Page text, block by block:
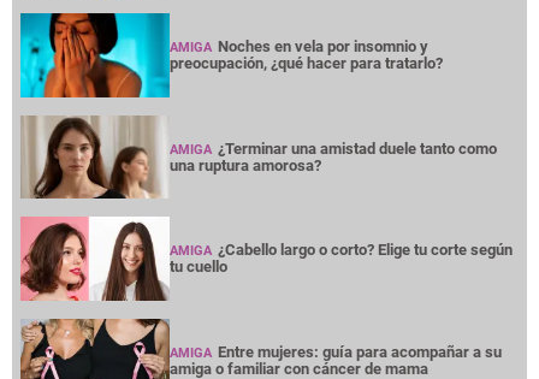
AMIGA Noches en vela por insomnio y
preocupación, ¿qué hacer para tratarlo?
AMIGA ¿Terminar una amistad duele tanto como
una ruptura amorosa?
AMIGA ¿Cabello largo o corto? Elige tu corte según
tu cuello
AMIGA Entre mujeres: guía para acompañar a su
amiga o familiar con cáncer de mama